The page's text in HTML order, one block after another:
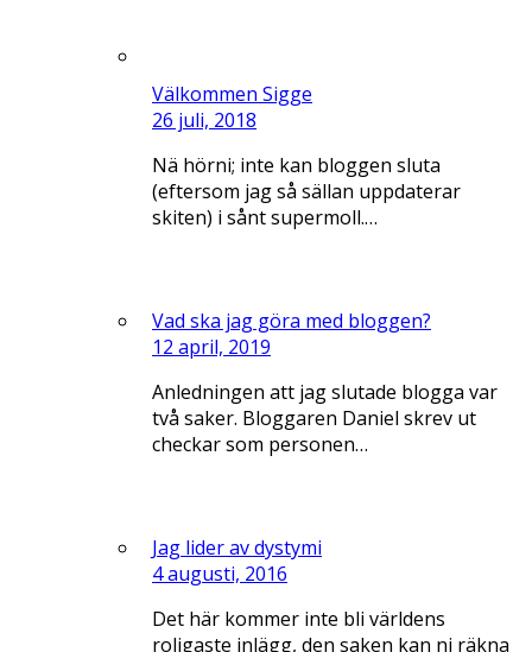
Välkommen Sigge
26 juli, 2018
Nä hörni; inte kan bloggen sluta
(eftersom jag så sällan uppdaterar
skiten) i sånt supermoll.…
Vad ska jag göra med bloggen?
12 april, 2019
Anledningen att jag slutade blogga var
två saker. Bloggaren Daniel skrev ut
checkar som personen…
Jag lider av dystymi
4 augusti, 2016
Det här kommer inte bli världens
roligaste inlägg, den saken kan ni räkna